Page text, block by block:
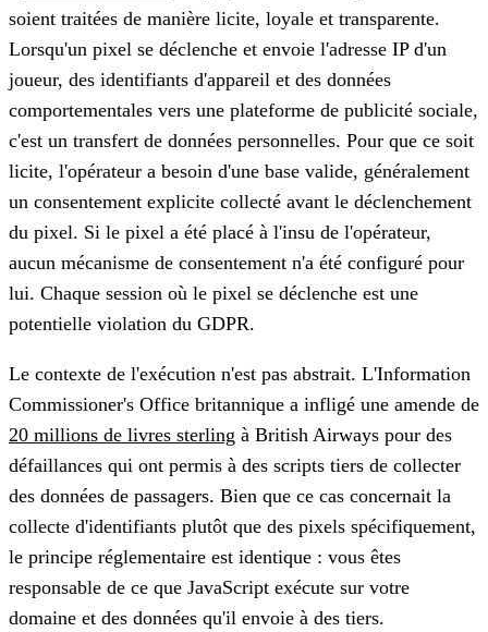
soient traitées de manière licite, loyale et transparente.
Lorsqu'un pixel se déclenche et envoie l'adresse IP d'un
joueur, des identifiants d'appareil et des données
comportementales vers une plateforme de publicité sociale,
c'est un transfert de données personnelles. Pour que ce soit
licite, l'opérateur a besoin d'une base valide, généralement
un consentement explicite collecté avant le déclenchement
du pixel. Si le pixel a été placé à l'insu de l'opérateur,
aucun mécanisme de consentement n'a été configuré pour
lui. Chaque session où le pixel se déclenche est une
potentielle violation du GDPR.
Le contexte de l'exécution n'est pas abstrait. L'Information
Commissioner's Office britannique a infligé une amende de
20 millions de livres sterling à British Airways pour des
défaillances qui ont permis à des scripts tiers de collecter
des données de passagers. Bien que ce cas concernait la
collecte d'identifiants plutôt que des pixels spécifiquement,
le principe réglementaire est identique : vous êtes
responsable de ce que JavaScript exécute sur votre
domaine et des données qu'il envoie à des tiers.